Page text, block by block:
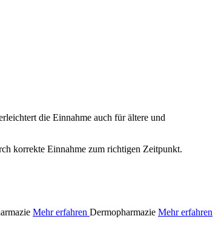
die Einnahme auch für ältere und
korrekte Einnahme zum richtigen Zeitpunkt.
Mehr erfahren Dermopharmazie Mehr erfahren